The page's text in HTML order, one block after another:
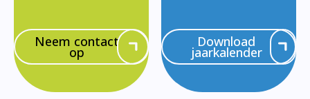
Neem contact
op
Download
jaarkalender